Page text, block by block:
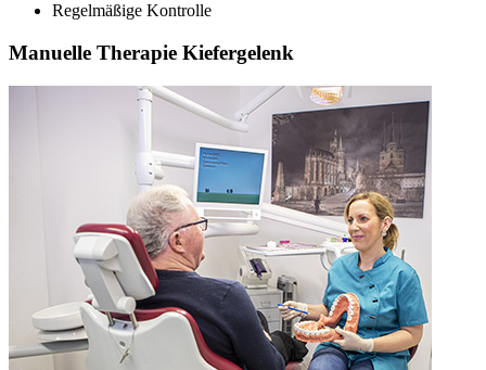
Regelmäßige Kontrolle
Manuelle Therapie Kiefergelenk